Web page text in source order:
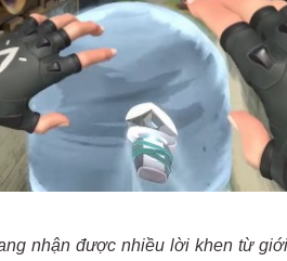
nhận được nhiều lời khen từ